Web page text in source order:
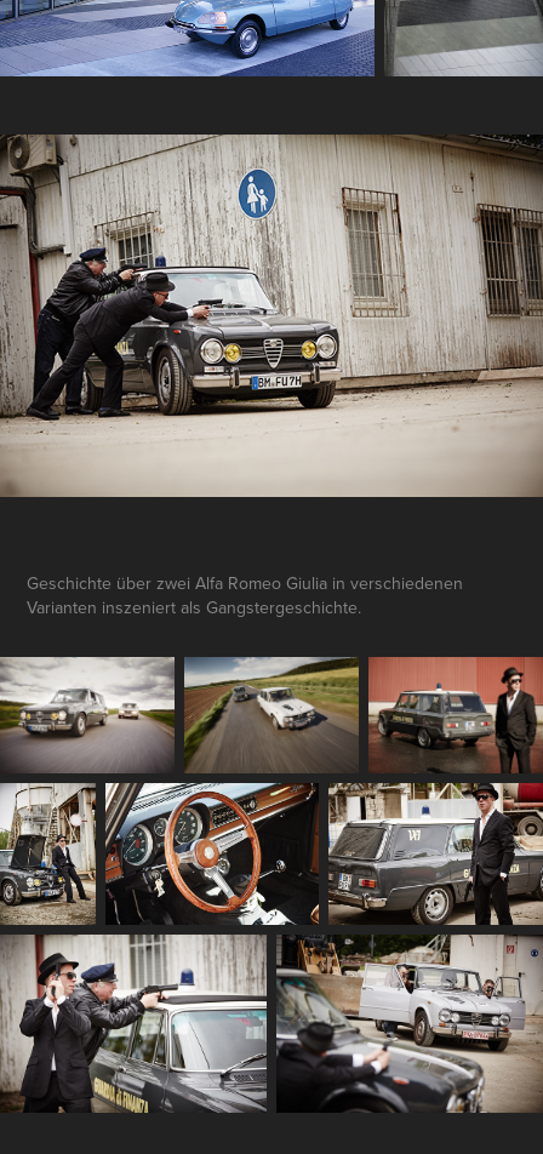
Geschichte über zwei Alfa Romeo Giulia in verschiedenen
Varianten inszeniert als Gangstergeschichte.